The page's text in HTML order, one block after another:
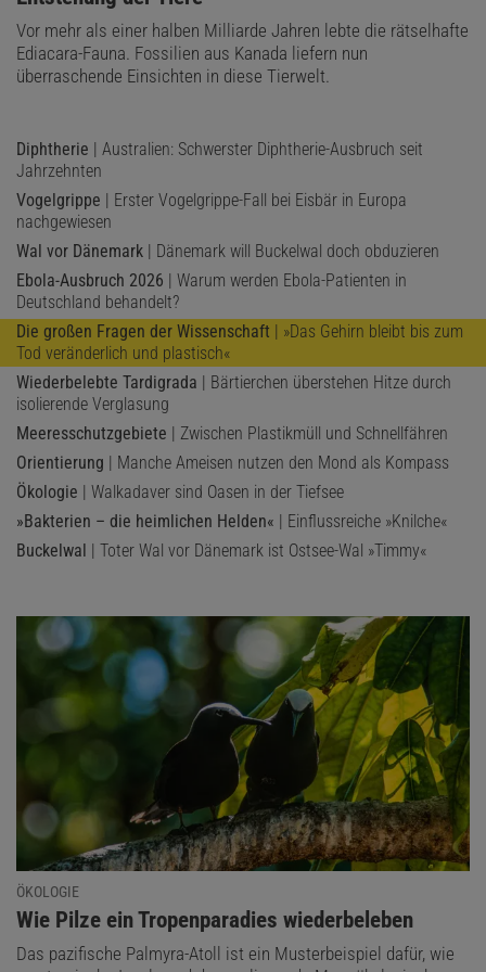
Vor mehr als einer halben Milliarde Jahren lebte die rätselhafte
Ediacara-Fauna. Fossilien aus Kanada liefern nun
überraschende Einsichten in diese Tierwelt.
Diphtherie | Australien: Schwerster Diphtherie-Ausbruch seit
Jahrzehnten
Vogelgrippe | Erster Vogelgrippe-Fall bei Eisbär in Europa
nachgewiesen
Wal vor Dänemark | Dänemark will Buckelwal doch obduzieren
Ebola-Ausbruch 2026 | Warum werden Ebola-Patienten in
Deutschland behandelt?
Die großen Fragen der Wissenschaft | »Das Gehirn bleibt bis zum
Tod veränderlich und plastisch«
Wiederbelebte Tardigrada | Bärtierchen überstehen Hitze durch
isolierende Verglasung
Meeresschutzgebiete | Zwischen Plastikmüll und Schnellfähren
Orientierung | Manche Ameisen nutzen den Mond als Kompass
Ökologie | Walkadaver sind Oasen in der Tiefsee
»Bakterien – die heimlichen Helden« | Einflussreiche »Knilche«
Buckelwal | Toter Wal vor Dänemark ist Ostsee-Wal »Timmy«
ÖKOLOGIE
:
Wie Pilze ein Tropenparadies wiederbeleben
Das pazifische Palmyra-Atoll ist ein Musterbeispiel dafür, wie